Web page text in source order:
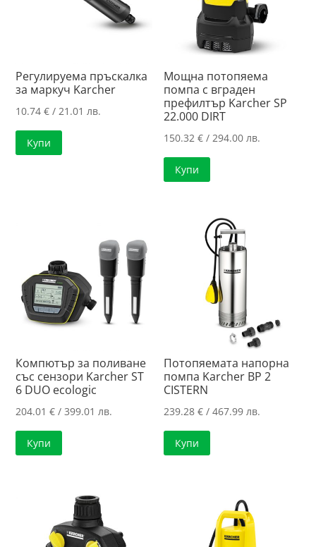
Регулируема пръскалка
за маркуч Karcher
10.74€ / 21.01 лв.
Купи
Мощна потопяема
помпа с вграден
префилтър Karcher SP
22.000 DIRT
150.32€ / 294.00 лв.
Купи
Компютър за поливане
със сензори Karcher ST
6 DUO ecologic
204.01€ / 399.01 лв.
Купи
Потопяемата напорна
помпа Karcher BP 2
CISTERN
239.28€ / 467.99 лв.
Купи